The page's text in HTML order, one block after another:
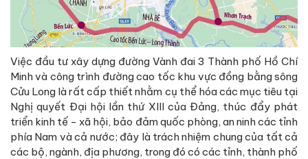
Việc đầu tư xây dựng đường Vành đai 3 Thành phố Hồ Chí
Minh và công trình đường cao tốc khu vực đồng bằng sông
Cửu Long là rất cấp thiết nhằm cụ thể hóa các mục tiêu tại
Nghị quyết Đại hội lần thứ XIII của Đảng, thúc đẩy phát
triển kinh tế - xã hội, bảo đảm quốc phòng, an ninh các tỉnh
phía Nam và cả nước; đây là trách nhiệm chung của tất cả
các bộ, ngành, địa phương, trong đó có các tỉnh, thành phố